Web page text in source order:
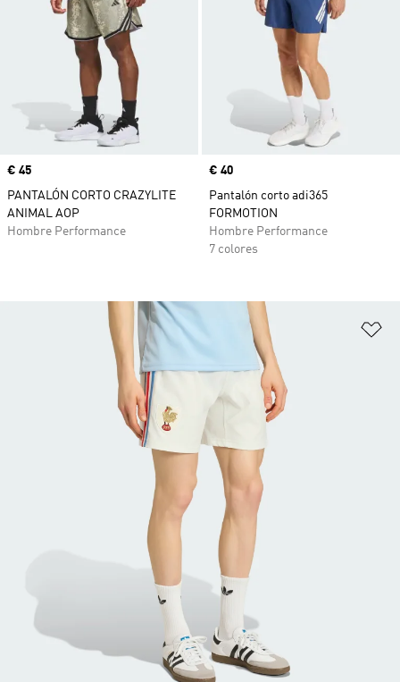
Precio
€ 45
PANTALÓN CORTO CRAZYLITE
ANIMAL AOP
Hombre Performance
Precio
€ 40
Pantalón corto adi365
FORMOTION
Hombre Performance
7 colores